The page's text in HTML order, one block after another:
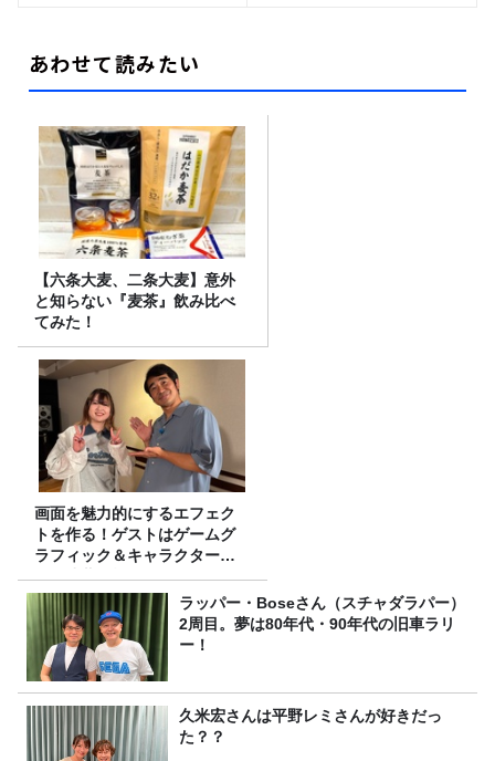
あわせて読みたい
【六条大麦、二条大麦】意外
と知らない『麦茶』飲み比べ
てみた！
画面を魅力的にするエフェク
トを作る！ゲストはゲームグ
ラフィック＆キャラクター専
攻の遠藤里桜さん！
ラッパー・Boseさん（スチャダラパー）
2周目。夢は80年代・90年代の旧車ラリ
ー！
久米宏さんは平野レミさんが好きだっ
た？？